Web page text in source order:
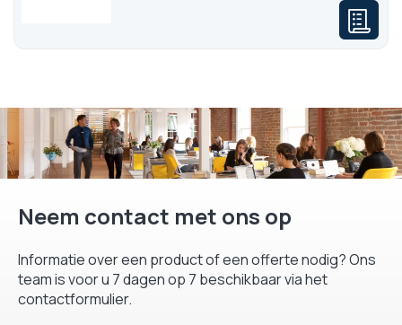
Neem contact met ons op
Informatie over een product of een offerte nodig? Ons
team is voor u 7 dagen op 7 beschikbaar via het
contactformulier.